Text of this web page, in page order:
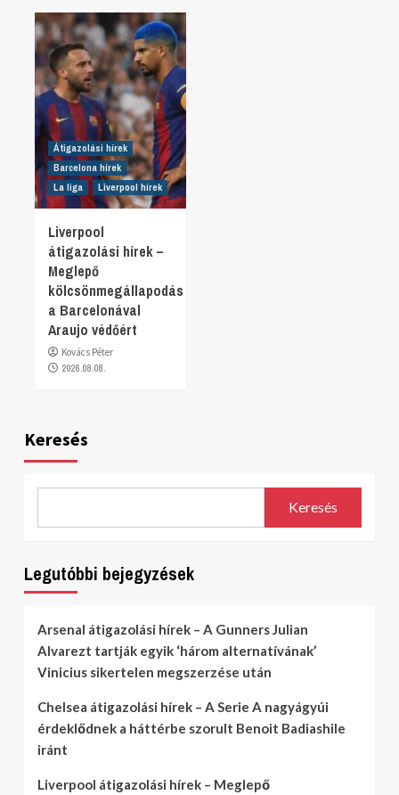
Átigazolási hírek
Barcelona hírek
La liga
Liverpool hírek
Liverpool
átigazolási hírek –
Meglepő
kölcsönmegállapodás
a Barcelonával
Araujo védőért
Kovács Péter
2026.08.08.
Keresés
Keresés
Legutóbbi bejegyzések
Arsenal átigazolási hírek – A Gunners Julian
Alvarezt tartják egyik ‘három alternatívának’
Vinicius sikertelen megszerzése után
Chelsea átigazolási hírek – A Serie A nagyágyúi
érdeklődnek a háttérbe szorult Benoit Badiashile
iránt
Liverpool átigazolási hírek – Meglepő